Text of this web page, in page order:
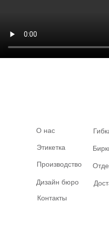
О нас
Этикетка
Производство
Дизайн бюро
Контакты